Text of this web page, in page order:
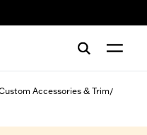
Accessories & Trim/